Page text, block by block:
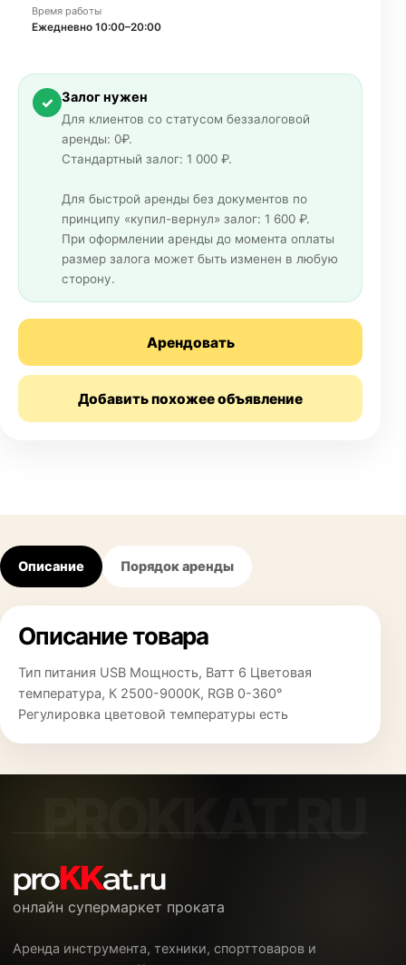
Время работы
Ежедневно 10:00–20:00
✓ Залог нужен
Для клиентов со статусом беззалоговой
аренды: 0₽.
Стандартный залог: 1 000 ₽.
Для быстрой аренды без документов по
принципу «купил-вернул» залог: 1 600 ₽.
При оформлении аренды до момента оплаты
размер залога может быть изменен в любую
сторону.
Арендовать
Добавить похожее объявление
Описание Порядок аренды
Описание товара
Тип питания USB Мощность, Ватт 6 Цветовая
температура, К 2500-9000К, RGB 0-360°
Регулировка цветовой температуры есть
онлайн супермаркет проката
Аренда инструмента, техники, спорттоваров и